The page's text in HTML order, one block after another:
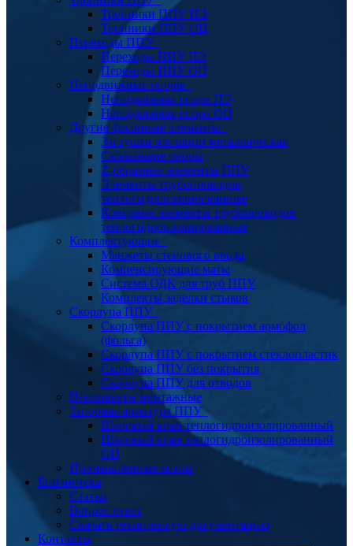
Тройники ППУ ПЭ
Тройники ППУ ОЦ
Переходы ППУ
Переходы ППУ ПЭ
Переходы ППУ ОЦ
Неподвижные опоры
Неподвижная опора ПЭ
Неподвижная опора ОЦ
Другие фасонные элементы
Заглушка изоляции металлическая
Скользящие опоры
Z-образные элементы ППУ
Элементы трубопроводов
теплогидроизолированные
Концевые элементы трубопроводов
теплогидроизолированные
Комплектующие
Манжеты стенового ввода
Компенсирующие маты
Система ОДК для труб ППУ
Комплекты заделки стыков
Скорлупа ППУ
Скорлупа ППУ с покрытием армофол
(фольга)
Скорлупа ППУ с покрытием стеклопластик
Скорлупа ППУ без покрытия
Скорлупа ППУ для отводов
Пенопакеты монтажные
Запорная арматура ППУ
Шаровый кран теплогидроизолированный
Шаровый кран теплогидроизолированный
ОЦ
Промышленные котлы
Библиотека
Статьи
Вопрос ответ
Скачать техническую документацию
Контакты